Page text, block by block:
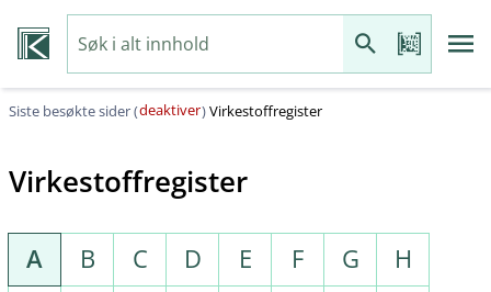
Siste besøkte sider (deaktiver)Virkestoffregister
Virkestoffregister
A B C D E F G
H